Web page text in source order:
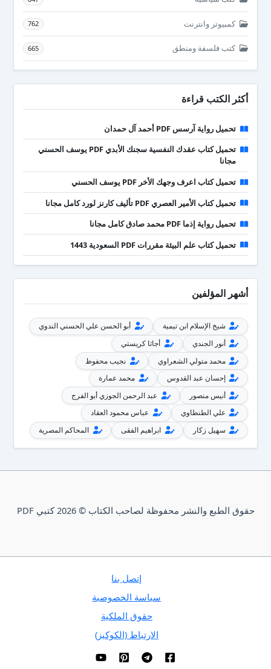
كمبيوتر وانترنت 762
كتب فلسفة ومنطق 665
أكثر الكتب قراءة
تحميل رواية آرسس PDF أحمد آل حمدان
تحميل كتاب عقدك النفسية سجنك الأبدي PDF يوسف الحسني
مجانا
تحميل كتاب اعرف وجهك الأخر PDF يوسف الحسني
تحميل كتاب الأمير العصري PDF تأليف كارنز لورد كامل مجانا
تحميل رواية إذما PDF محمد صادق كامل مجانا
تحميل كتاب علم البيئة مقررات PDF السعودية 1443
أشهر المؤلفين
شيخ الإسلام ابن تيمية
أبو الحسن علي الحسني الندوي
أنور الجندي
أجاثا كريستي
محمد متولي الشعراوي
نجيب محفوظ
إحسان عبد القدوس
محمد عمارة
أنيس منصور
عبد الرحمن الجوزي أبو الفرج
علي الطنطاوي
عباس محمود العقاد
سهيل زكار
ابراهيم الفقى المحاكم المصرية
حقوق الطبع والنشر محفوظة لصاحب الكتاب © 2026 كتبي PDF
إتصل بنا
سياسة الخصوصية
حقوق الملكية
الارتباط (الكوكيز)